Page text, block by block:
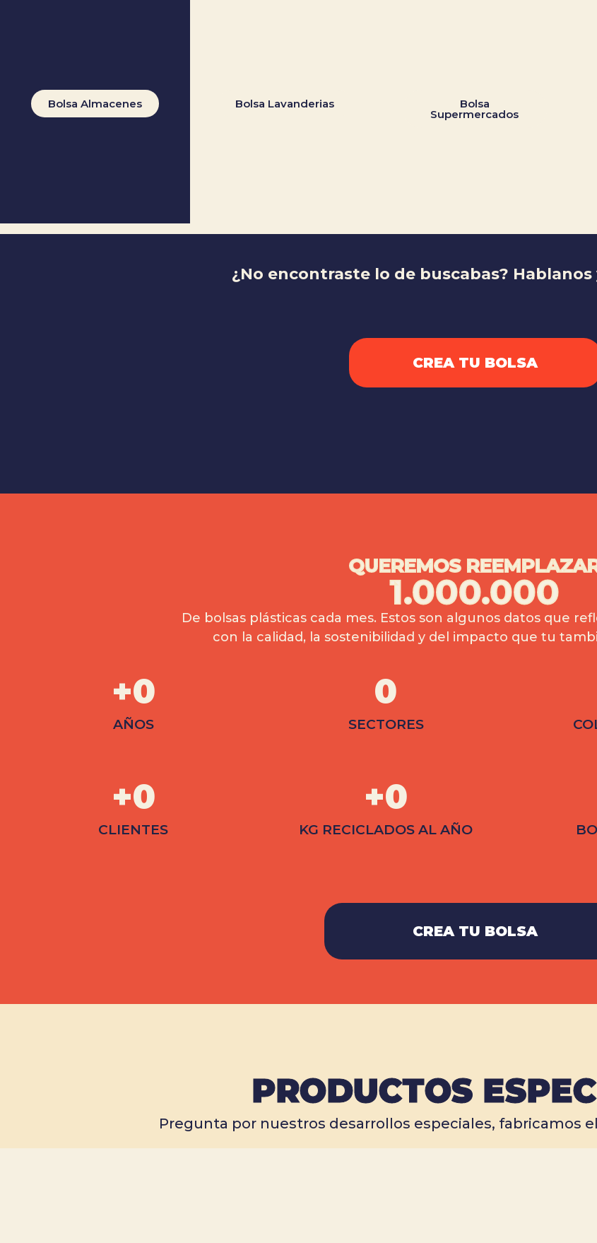
Bolsa Almacenes Bolsa Lavanderias Bolsa
Supermercados
¿No encontraste lo de buscabas?
CREA TU BOLSA
QUEREMOS
1.000.000
De bolsas plásticas cada mes. Estos son algunos datos que
con la calidad, la sostenibilidad y del impacto que tu
AÑOS
+0
SECTORES
0
CLIENTES
+0
KG RECICLADOS AL AÑO
+0
CREA TU BOLSA
PRODUCTOS
Pregunta por nuestros desarrollos especiales, fabricamos